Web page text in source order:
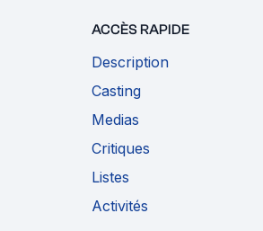
ACCÈS RAPIDE
Description
Casting
Medias
Critiques
Listes
Activités